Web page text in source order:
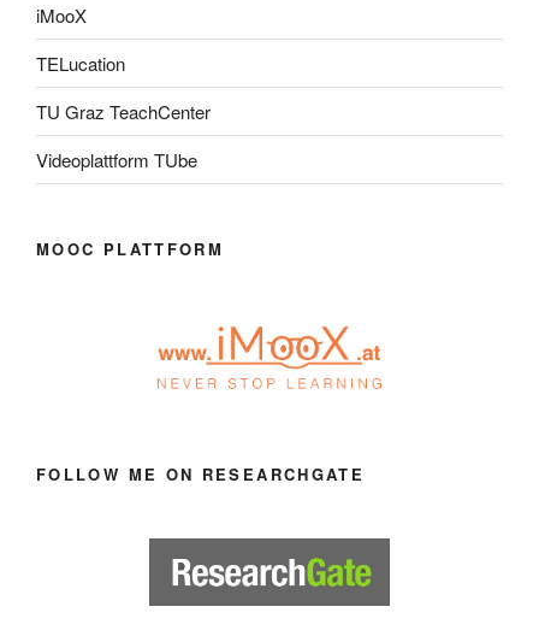
iMooX
TELucation
TU Graz TeachCenter
Videoplattform TUbe
MOOC PLATTFORM
FOLLOW ME ON RESEARCHGATE